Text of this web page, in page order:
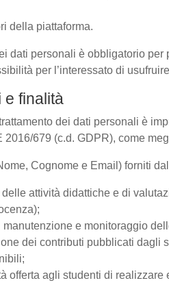
della piattaforma.
dati personali è obbligatorio
per l’interessato di
e finalità
dei dati personali è
2016/679 (c.d. GDPR), come
Cognome e Email) forniti
delle attività didattiche e di
manutenzione e monitoraggio
dei contributi pubblicati dagli
offerta agli studenti di